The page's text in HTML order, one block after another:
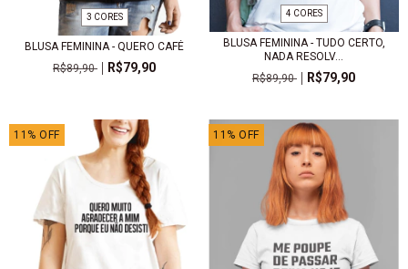
3 CORES
BLUSA FEMININA - QUERO CAFÉ
R$89,90
R$79,90
4 CORES
BLUSA FEMININA - TUDO CERTO,
NADA RESOLV...
R$89,90
R$79,90
11 % OFF 11 % OFF